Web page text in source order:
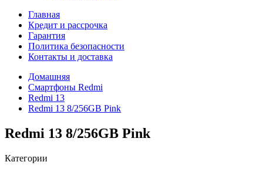
Главная
Кредит и рассрочка
Гарантия
Политика безопасности
Контакты и доставка
Домашняя
Смартфоны Redmi
Redmi 13
Redmi 13 8/256GB Pink
Redmi 13 8/256GB Pink
Категории